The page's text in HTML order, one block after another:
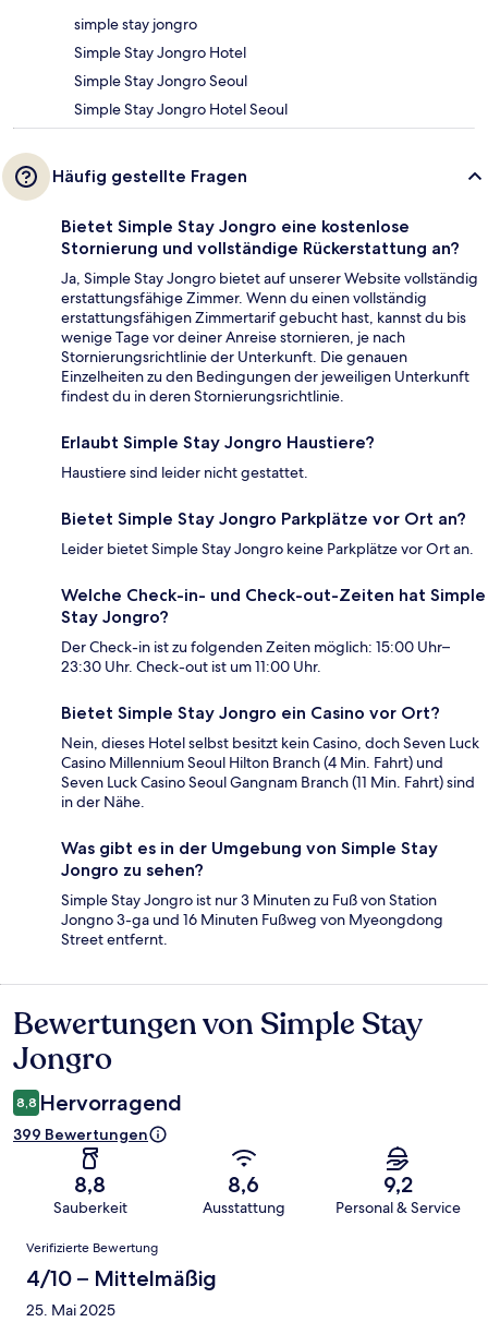
simple stay jongro
Simple Stay Jongro Hotel
Simple Stay Jongro Seoul
Simple Stay Jongro Hotel Seoul
Häufig gestellte Fragen
Bietet Simple Stay Jongro eine kostenlose
Stornierung und vollständige Rückerstattung an?
Ja, Simple Stay Jongro bietet auf unserer Website vollständig
erstattungsfähige Zimmer. Wenn du einen vollständig
erstattungsfähigen Zimmertarif gebucht hast, kannst du bis
wenige Tage vor deiner Anreise stornieren, je nach
Stornierungsrichtlinie der Unterkunft. Die genauen
Einzelheiten zu den Bedingungen der jeweiligen Unterkunft
findest du in deren Stornierungsrichtlinie.
Erlaubt Simple Stay Jongro Haustiere?
Haustiere sind leider nicht gestattet.
Bietet Simple Stay Jongro Parkplätze vor Ort an?
Leider bietet Simple Stay Jongro keine Parkplätze vor Ort an.
Welche Check-in- und Check-out-Zeiten hat Simple
Stay Jongro?
Der Check-in ist zu folgenden Zeiten möglich: 15:00 Uhr–
23:30 Uhr. Check-out ist um 11:00 Uhr.
Bietet Simple Stay Jongro ein Casino vor Ort?
Nein, dieses Hotel selbst besitzt kein Casino, doch Seven Luck
Casino Millennium Seoul Hilton Branch (4 Min. Fahrt) und
Seven Luck Casino Seoul Gangnam Branch (11 Min. Fahrt) sind
in der Nähe.
Was gibt es in der Umgebung von Simple Stay
Jongro zu sehen?
Simple Stay Jongro ist nur 3 Minuten zu Fuß von Station
Jongno 3-ga und 16 Minuten Fußweg von Myeongdong
Street entfernt.
Bewertungen
Bewertungen von Simple Stay
Jongro
8,8 Hervorragend
399 Bewertungen
8,8
Sauberkeit
8,6
Ausstattung
9,2
Personal & Service
Bewertungen
Verifizierte Bewertung
4/10 – Mittelmäßig
25. Mai 2025